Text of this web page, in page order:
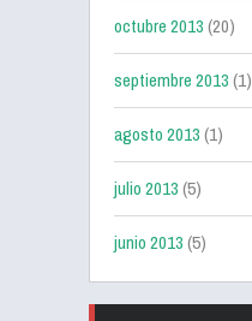
octubre 2013(20)
septiembre 2013(1)
agosto 2013(1)
julio 2013(5)
junio 2013(5)